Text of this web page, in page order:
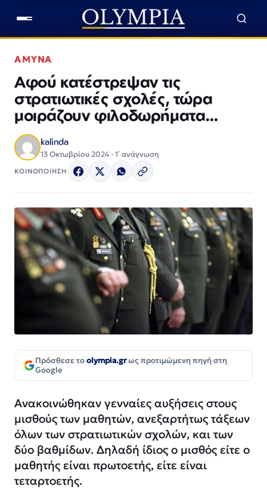
ΑΜΥΝΑ
Αφού κατέστρεψαν τις
στρατιωτικές σχολές, τώρα
μοιράζουν φιλοδωρήματα…
kalinda
13 Οκτωβρίου 2024 · 1΄ ανάγνωση
ΚΟΙΝΟΠΟΙΗΣΗ
Πρόσθεσε τοolympia.grως προτιμώμενη πηγή στη
Google
Ανακοινώθηκαν γενναίες αυξήσεις στους
μισθούς των μαθητών, ανεξαρτήτως τάξεων
όλων των στρατιωτικών σχολών, και των
δύο βαθμίδων. Δηλαδή ίδιος ο μισθός είτε ο
μαθητής είναι πρωτοετής, είτε είναι
τεταρτοετής.